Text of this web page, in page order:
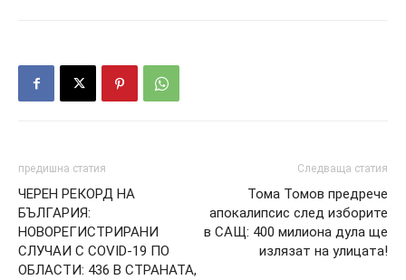
предишна статия
ЧЕРЕН РЕКОРД НА
БЪЛГАРИЯ:
НОВОРЕГИСТРИРАНИ
СЛУЧАИ С COVID-19 ПО
ОБЛАСТИ: 436 В СТРАНАТА,
Следваща статия
Тома Томов предрече
апокалипсис след изборите
в САЩ: 400 милиона дула ще
излязат на улицата!